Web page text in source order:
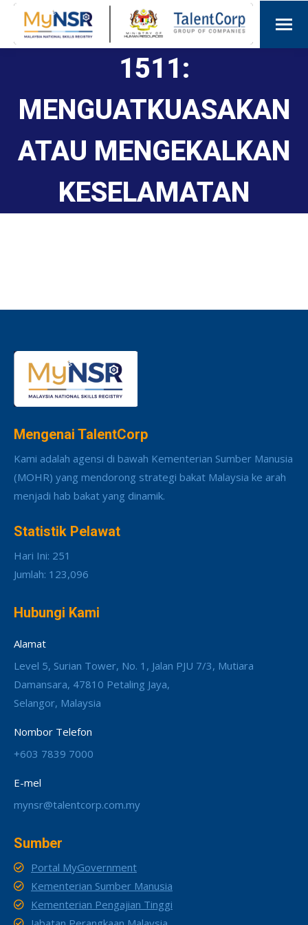
1511:
MENGUATKUASAKAN
ATAU MENGEKALKAN
KESELAMATAN
Mengenai TalentCorp
Kami adalah agensi di bawah Kementerian Sumber Manusia
(MOHR) yang mendorong strategi bakat Malaysia ke arah
menjadi hab bakat yang dinamik.
Statistik Pelawat
Hari Ini: 251
Jumlah: 123,096
Hubungi Kami
Alamat
Level 5, Surian Tower, No. 1, Jalan PJU 7/3, Mutiara
Damansara, 47810 Petaling Jaya,
Selangor, Malaysia
Nombor Telefon
+603 7839 7000
E-mel
mynsr@talentcorp.com.my
Sumber
Portal MyGovernment
Kementerian Sumber Manusia
Kementerian Pengajian Tinggi